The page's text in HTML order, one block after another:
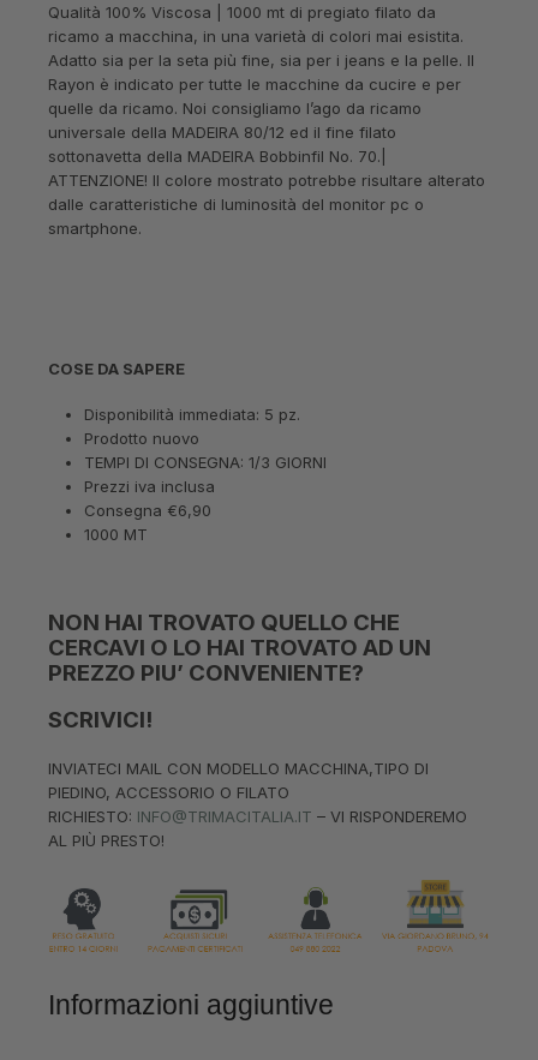
Qualità 100% Viscosa | 1000 mt di pregiato filato da
ricamo a macchina, in una varietà di colori mai esistita.
Adatto sia per la seta più fine, sia per i jeans e la pelle. Il
Rayon è indicato per tutte le macchine da cucire e per
quelle da ricamo. Noi consigliamo l’ago da ricamo
universale della MADEIRA 80/12 ed il fine filato
sottonavetta della MADEIRA Bobbinfil No. 70.|
ATTENZIONE! Il colore mostrato potrebbe risultare alterato
dalle caratteristiche di luminosità del monitor pc o
smartphone.
COSE DA SAPERE
Disponibilità immediata: 5 pz.
Prodotto nuovo
TEMPI DI CONSEGNA: 1/3 GIORNI
Prezzi iva inclusa
Consegna €6,90
1000 MT
NON HAI TROVATO QUELLO CHE
CERCAVI O LO HAI TROVATO AD UN
PREZZO PIU’ CONVENIENTE?
SCRIVICI!
INVIATECI MAIL CON MODELLO MACCHINA,TIPO DI
PIEDINO, ACCESSORIO O FILATO
RICHIESTO: INFO@TRIMACITALIA.IT – VI RISPONDEREMO
AL PIÙ PRESTO!
Informazioni aggiuntive